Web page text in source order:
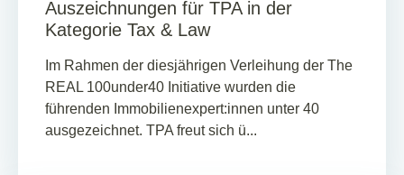
Auszeichnungen für TPA in der
Kategorie Tax & Law
Im Rahmen der diesjährigen Verleihung der The
REAL 100under40 Initiative wurden die
führenden Immobilienexpert:innen unter 40
ausgezeichnet. TPA freut sich ü...